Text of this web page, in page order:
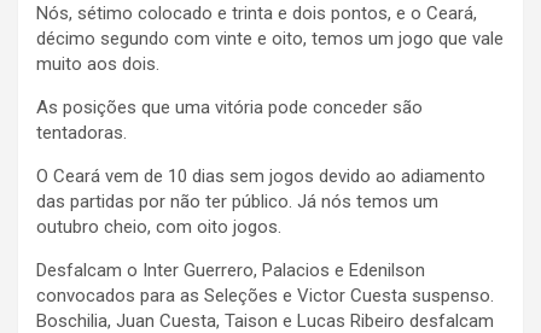
Nós, sétimo colocado e trinta e dois pontos, e o Ceará,
décimo segundo com vinte e oito, temos um jogo que vale
muito aos dois.
As posições que uma vitória pode conceder são
tentadoras.
O Ceará vem de 10 dias sem jogos devido ao adiamento
das partidas por não ter público. Já nós temos um
outubro cheio, com oito jogos.
Desfalcam o Inter Guerrero, Palacios e Edenilson
convocados para as Seleções e Victor Cuesta suspenso.
Boschilia, Juan Cuesta, Taison e Lucas Ribeiro desfalcam